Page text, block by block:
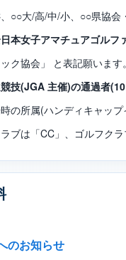
○○大/高/中/小、○○県協会
本女子アマチュアゴルフ
ク協会」 と表記願います。
技(JGA 主催)の通過者
の所属(ハンディキャッ
ブは「CC」、ゴルフクラ
のお知らせ